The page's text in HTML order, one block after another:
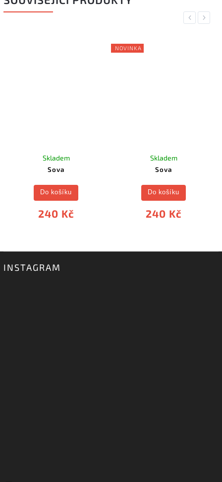
Previous
Sova
Skladem
240 Kč
Do košíku
NOVINKA
Sova
Skladem
240 Kč
Do košíku
Next
INSTAGRAM